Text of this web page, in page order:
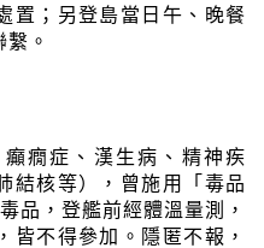
置；另登島當日午、晚餐
。
癇症、漢生病、精神疾
結核等），曾施用「毒品
品，登艦前經體溫量測，
皆不得參加。隱匿不報，